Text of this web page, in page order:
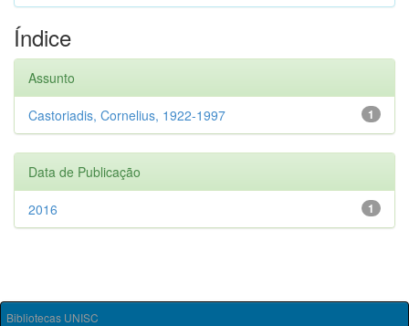
Índice
Assunto
1
Castoriadis, Cornelius, 1922-1997
Data de Publicação
1
2016
Bibliotecas UNISC